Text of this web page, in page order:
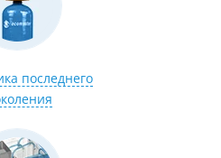
последнего